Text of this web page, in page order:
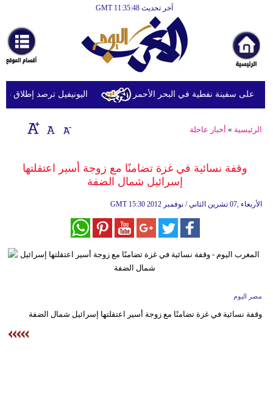
آخر تحديث GMT 11:35:48
أخبارعاجلة
رياضة
ثقافة
إقتصاد
وموسيقى
سياحة
أخبار
اليونيفيل ترصد إطلاق 113 مقذوفا إسرائيليا على لبنان خلال يوم واحد على سفينة نفطية في البحر الأحمر
الرئيسية » أخبار عاجلة
وقفة نسائية في غزة تضامنًا مع زوجة أسير اعتقلتها
إسرائيل شمال الضفة
GMT 15:30 2012 الأربعاء ,07 تشرين الثاني / نوفمبر
مصر اليوم
وقفة نسائية في غزة تضامنًا مع زوجة أسير اعتقلتها إسرائيل شمال الضفة